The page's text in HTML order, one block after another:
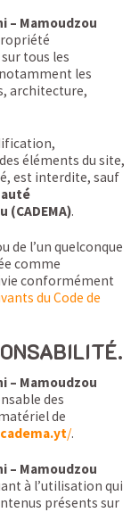
– Mamoudzou
tous les
les
architecture,
éléments du site,
est interdite, sauf
(CADEMA).
de l’un quelconque
comme
conformément
du Code de
– Mamoudzou
des
de
/.
– Mamoudzou
à l’utilisation qui
présents sur